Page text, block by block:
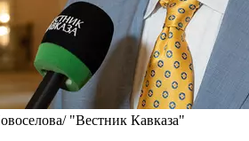
"Вестник Кавказа"